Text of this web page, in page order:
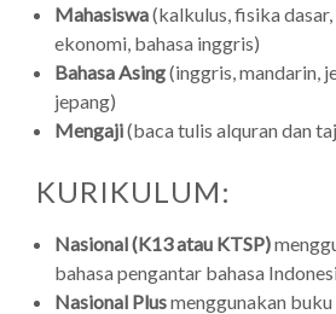
Mahasiswa(kalkulus, fisika
ekonomi, bahasa inggris)
Bahasa Asing(inggris, mandarin,
jepang)
Mengaji(baca tulis alquran dan
KURIKULUM:
Nasional (K13 atau KTSP)
bahasa pengantar bahasa
Nasional Plusmenggunakan buku